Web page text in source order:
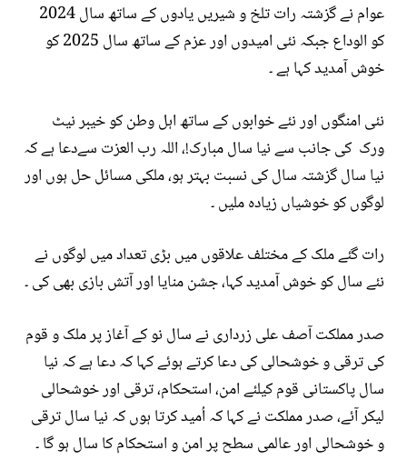
عوام نے گزشتہ رات تلخ و شیریں یادوں کے ساتھ سال 2024
کو الوداع جبکہ نئی امیدوں اور عزم کے ساتھ سال 2025 کو
خوش آمدید کہا ہے ۔
نئی امنگوں اور نئے خوابوں کے ساتھ اہل وطن کو خیبر نیٹ
ورک کی جانب سے نیا سال مبارک!، اللہ رب العزت سےدعا ہے کہ
نیا سال گزشتہ سال کی نسبت بہتر ہو، ملکی مسائل حل ہوں اور
لوگوں کو خوشیاں زیادہ ملیں ۔
رات گئے ملک کے مختلف علاقوں میں بڑی تعداد میں لوگوں نے
نئے سال کو خوش آمدید کہا، جشن منایا اور آتش بازی بھی کی ۔
صدر مملکت آصف علی زرداری نے سال نو کے آغاز پر ملک و قوم
کی ترقی و خوشحالی کی دعا کرتے ہوئے کہا کہ دعا ہے کہ نیا
سال پاکستانی قوم کیلئے امن، استحکام، ترقی اور خوشحالی
لیکر آئے، صدر مملکت نے کہا کہ اُمید کرتا ہوں کہ نیا سال ترقی
و خوشحالی اور عالمی سطح پر امن و استحکام کا سال ہو گا ۔